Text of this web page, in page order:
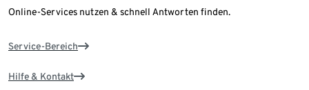
Online-Services nutzen & schnell Antworten finden.
Service-Bereich
Hilfe & Kontakt